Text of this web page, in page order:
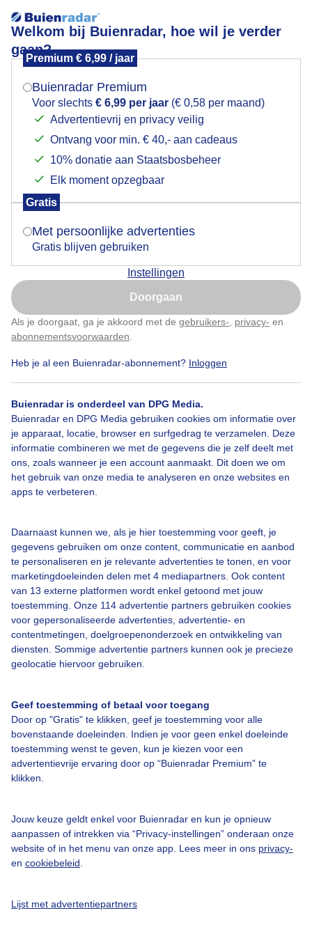
Welkom bij Buienradar, hoe wil je verder
gaan?
Premium € 6,99 / jaar
Buienradar Premium
Voor slechts € 6,99 per jaar (€ 0,58 per maand)
Advertentievrij en privacy veilig
Ontvang voor min. € 40,- aan cadeaus
10% donatie aan Staatsbosbeheer
Elk moment opzegbaar
Gratis
Met persoonlijke advertenties
Gratis blijven gebruiken
Instellingen
Doorgaan
Als je doorgaat, ga je akkoord met de gebruikers- privacy- en
abonnementsvoorwaarden
Heb je al een Buienradar-abonnement? Inloggen
Buienradar is onderdeel van DPG Media.
Buienradar en DPG Media gebruiken cookies om informatie over
je apparaat, locatie, browser en surfgedrag te verzamelen. Deze
informatie combineren we met de gegevens die je zelf deelt met
ons, zoals wanneer je een account aanmaakt. Dit doen we om
het gebruik van onze media te analyseren en onze websites en
apps te verbeteren.
Daarnaast kunnen we, als je hier toestemming voor geeft, je
gegevens gebruiken om onze content, communicatie en aanbod
te personaliseren en je relevante advertenties te tonen, en voor
marketingdoeleinden delen met 4 mediapartners. Ook content
van 13 externe platformen wordt enkel getoond met jouw
toestemming. Onze 114 advertentie partners gebruiken cookies
voor gepersonaliseerde advertenties, advertentie- en
contentmetingen, doelgroepenonderzoek en ontwikkeling van
diensten. Sommige advertentie partners kunnen ook je precieze
geolocatie hiervoor gebruiken.
Geef toestemming of betaal voor toegang
Door op "Gratis" te klikken, geef je toestemming voor alle
bovenstaande doeleinden. Indien je voor geen enkel doeleinde
toestemming wenst te geven, kun je kiezen voor een
advertentievrije ervaring door op “Buienradar Premium” te
klikken.
Jouw keuze geldt enkel voor Buienradar en kun je opnieuw
aanpassen of intrekken via “Privacy-instellingen” onderaan onze
website of in het menu van onze app. Lees meer in ons privacy-
en cookiebeleid
Lijst met advertentiepartners
Toch nog een pluizebol
Gevonden
Paardebloem Natuur
Bekijk slideshow
Een moment geduld aub...
Bedrijfsgegevens
Veelgestelde vragen
Contact
Adverteren
Buienradar Team
Cookie beleid
Mogen we je locatie gebruiken voor het
Indien je hier nog geen akkoord op hebt gegeven,
verschijnt er zo een pop-up uit je browser waarin
Is goed, toon de popup
Nu niet, misschien later
Klik hierom dit aan te passen